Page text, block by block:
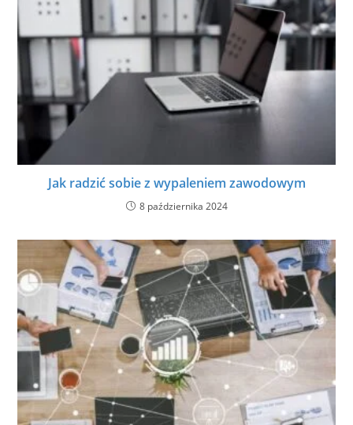
Jak radzić sobie z wypaleniem zawodowym
8 października 2024